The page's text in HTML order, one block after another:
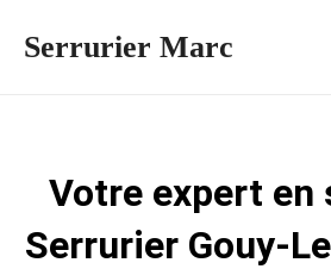
Serrurier Marc
Votre expert en
Serrurier Gouy-